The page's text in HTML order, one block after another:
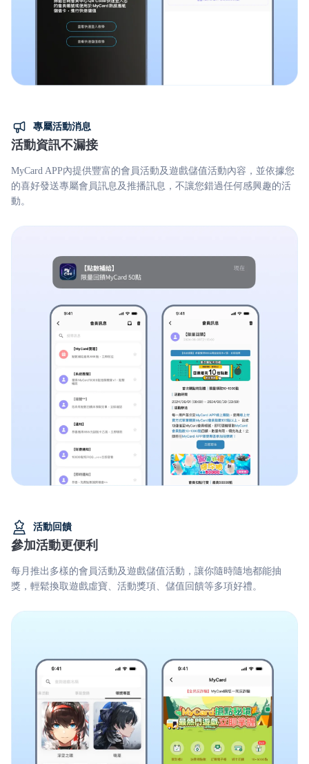
專屬活動消息
活動資訊不漏接
MyCard APP內提供豐富的會員活動及遊戲儲值活動內容，並依據您
的喜好發送專屬會員訊息及推播訊息，不讓您錯過任何感興趣的活
動。
活動回饋
參加活動更便利
每月推出多樣的會員活動及遊戲儲值活動，讓你隨時隨地都能抽
獎，輕鬆換取遊戲虛寶、活動獎項、儲值回饋等多項好禮。